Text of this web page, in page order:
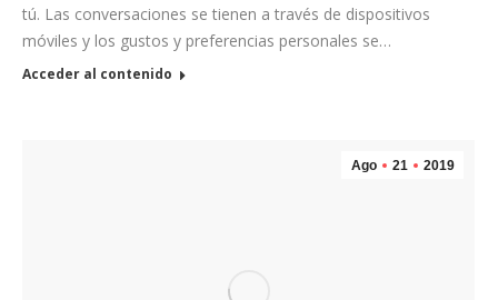
tú. Las conversaciones se tienen a través de dispositivos
móviles y los gustos y preferencias personales se…
Acceder al contenido
Ago 21 2019